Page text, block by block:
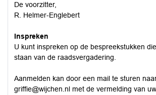
De voorzitter,
R. Helmer-Englebert
Inspreken
U kunt inspreken op de bespreekstukken
staan van de raadsvergadering.
Aanmelden kan door een mail te sturen
griffie@wijchen.nl met de vermelding van